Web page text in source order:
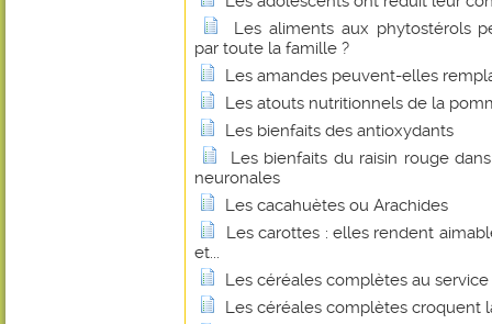
Les aliments aux phytostérols
par toute la famille ?
Les amandes peuvent-elles
Les atouts nutritionnels de la
Les bienfaits des antioxydants
Les bienfaits du raisin rouge
neuronales
Les cacahuètes ou Arachides
Les carottes : elles rendent
et...
Les céréales complètes au
Les céréales complètes croquent